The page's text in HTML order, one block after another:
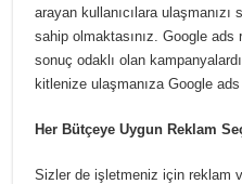
arayan kullanıcılara
sahip olmaktasınız. Google
sonuç odaklı olan
kitlenize ulaşmanıza Google
Her Bütçeye Uygun Reklam
Sizler de işletmeniz için reklam